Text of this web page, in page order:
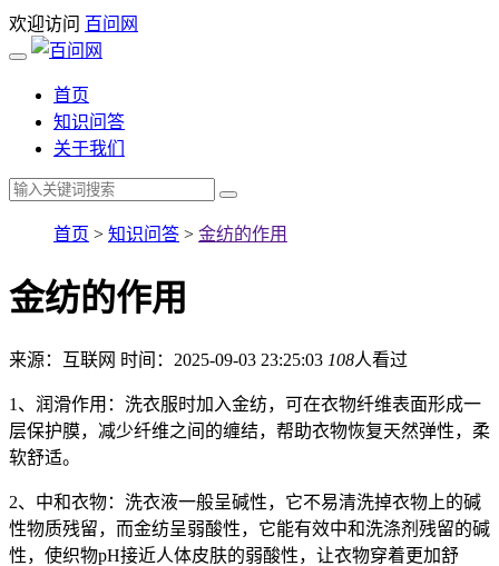
欢迎访问 百问网
首页
知识问答
关于我们
首页 > 知识问答 > 金纺的作用
金纺的作用
来源：互联网 时间：2025-09-03 23:25:03 108人看过
1、润滑作用：洗衣服时加入金纺，可在衣物纤维表面形成一
层保护膜，减少纤维之间的缠结，帮助衣物恢复天然弹性，柔
软舒适。
2、中和衣物：洗衣液一般呈碱性，它不易清洗掉衣物上的碱
性物质残留，而金纺呈弱酸性，它能有效中和洗涤剂残留的碱
性，使织物pH接近人体皮肤的弱酸性，让衣物穿着更加舒